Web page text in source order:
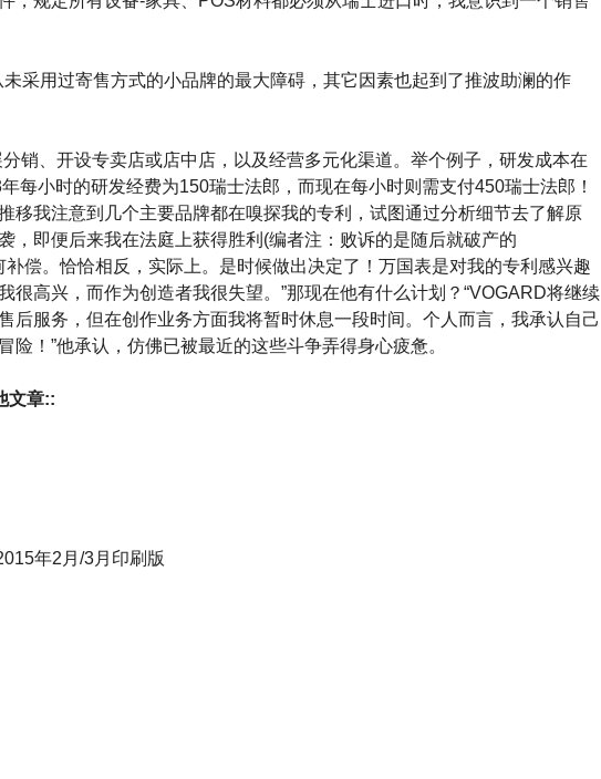
采用过寄售方式的小品牌的最大障碍，其它因素也起到了推波助澜的作
销、开设专卖店或店中店，以及经营多元化渠道。举个例子，研发成本在
每小时的研发经费为150瑞士法郎，而现在每小时则需支付450瑞士法郎！
移我注意到几个主要品牌都在嗅探我的专利，试图通过分析细节去了解原
，即便后来我在法庭上获得胜利(编者注：败诉的是随后就破产的
偿。恰恰相反，实际上。是时候做出决定了！万国表是对我的专利感兴趣
很高兴，而作为创造者我很失望。”那现在他有什么计划？“VOGARD将继续
后服务，但在创作业务方面我将暂时休息一段时间。个人而言，我承认自己
险！”他承认，仿佛已被最近的这些斗争弄得身心疲惫。
文章::
年2月/3月印刷版